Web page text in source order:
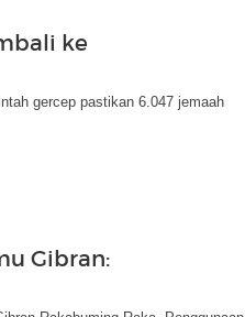
ke
gercep pastikan 6.047 jemaah
Gibran: